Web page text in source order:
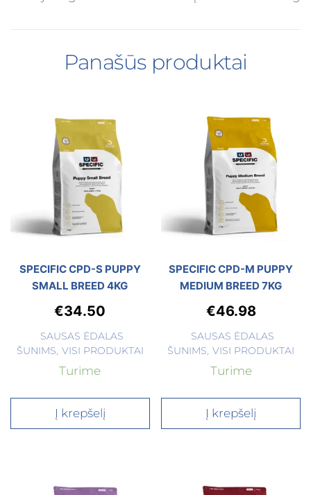
Panašūs produktai
SPECIFIC CPD-S PUPPY
SMALL BREED 4KG
€34.50
SAUSAS ĖDALAS
ŠUNIMS VISI PRODUKTAI
Turime
Į krepšelį
SPECIFIC CPD-M PUPPY
MEDIUM BREED 7KG
€46.98
SAUSAS ĖDALAS
ŠUNIMS VISI PRODUKTAI
Turime
Į krepšelį